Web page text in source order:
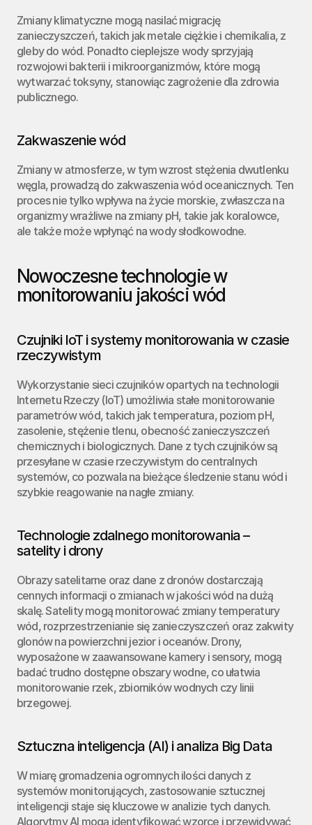
Zmiany klimatyczne mogą nasilać migrację
zanieczyszczeń, takich jak metale ciężkie i chemikalia, z
gleby do wód. Ponadto cieplejsze wody sprzyjają
rozwojowi bakterii i mikroorganizmów, które mogą
wytwarzać toksyny, stanowiąc zagrożenie dla zdrowia
publicznego.
Zakwaszenie wód
Zmiany w atmosferze, w tym wzrost stężenia dwutlenku
węgla, prowadzą do zakwaszenia wód oceanicznych. Ten
proces nie tylko wpływa na życie morskie, zwłaszcza na
organizmy wrażliwe na zmiany pH, takie jak koralowce,
ale także może wpłynąć na wody słodkowodne.
Nowoczesne technologie w
monitorowaniu jakości wód
Czujniki IoT i systemy monitorowania w czasie
rzeczywistym
Wykorzystanie sieci czujników opartych na technologii
Internetu Rzeczy (IoT) umożliwia stałe monitorowanie
parametrów wód, takich jak temperatura, poziom pH,
zasolenie, stężenie tlenu, obecność zanieczyszczeń
chemicznych i biologicznych. Dane z tych czujników są
przesyłane w czasie rzeczywistym do centralnych
systemów, co pozwala na bieżące śledzenie stanu wód i
szybkie reagowanie na nagłe zmiany.
Technologie zdalnego monitorowania –
satelity i drony
Obrazy satelitarne oraz dane z dronów dostarczają
cennych informacji o zmianach w jakości wód na dużą
skalę. Satelity mogą monitorować zmiany temperatury
wód, rozprzestrzenianie się zanieczyszczeń oraz zakwity
glonów na powierzchni jezior i oceanów. Drony,
wyposażone w zaawansowane kamery i sensory, mogą
badać trudno dostępne obszary wodne, co ułatwia
monitorowanie rzek, zbiorników wodnych czy linii
brzegowej.
Sztuczna inteligencja (AI) i analiza Big Data
W miarę gromadzenia ogromnych ilości danych z
systemów monitorujących, zastosowanie sztucznej
inteligencji staje się kluczowe w analizie tych danych.
Algorytmy AI mogą identyfikować wzorce i przewidywać